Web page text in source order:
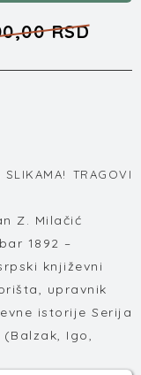
RSD
TRAGOVI
Z. Milačić
1892 –
književni
upravnik
istorije Serija
Igo,